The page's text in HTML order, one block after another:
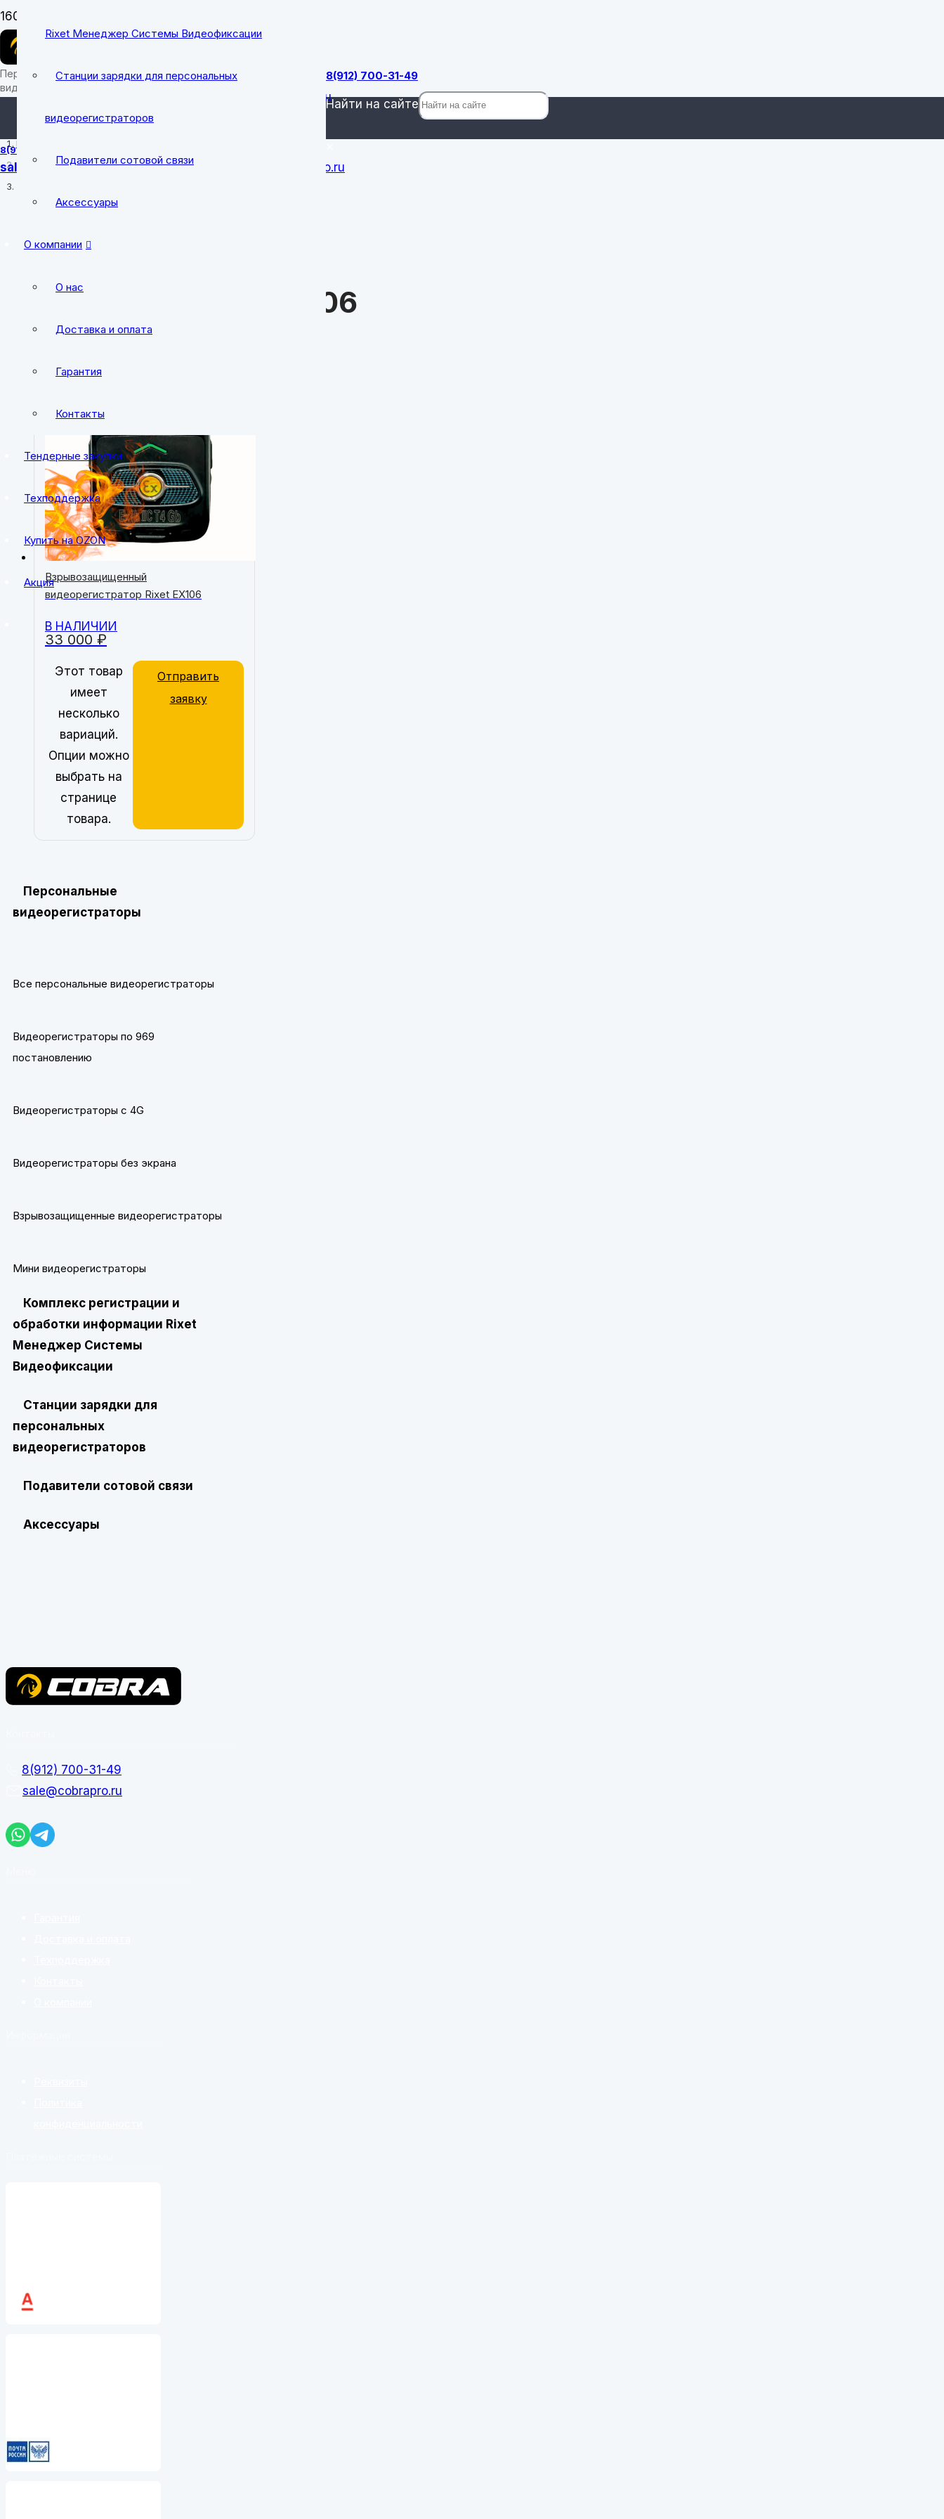
Персональные носимые
видеорегистраторы
sale@cobrapro.ru
tender@cobrapro.ru
Rixet Менеджер Системы Видеофиксации
Станции зарядки для персональных
видеорегистраторов
Подавители сотовой связи
Аксессуары
О компании
О нас
Доставка и оплата
Гарантия
Контакты
Тендерные закупки
Техподдержка
Купить на OZON
Акция
8(912) 700-31-49
Найти на сайте
8(912) 700-31-49
sale@cobrapro.ru
Главная
106
33 000 ₽
Взрывозащищенный
видеорегистратор Rixet EХ106
В НАЛИЧИИ
Этот товар
имеет
несколько
вариаций.
Опции можно
выбрать на
странице
товара.
Отправить
заявку
Персональные
видеорегистраторы
Все персональные видеорегистраторы
Видеорегистраторы по 969
постановлению
Видеорегистраторы с 4G
Видеорегистраторы без экрана
Взрывозащищенные видеорегистраторы
Мини видеорегистраторы
Комплекс регистрации и
обработки информации Rixet
Менеджер Системы
Видеофиксации
Станции зарядки для
персональных
видеорегистраторов
Подавители сотовой связи
Аксессуары
8(912) 700-31-49
sale@cobrapro.ru